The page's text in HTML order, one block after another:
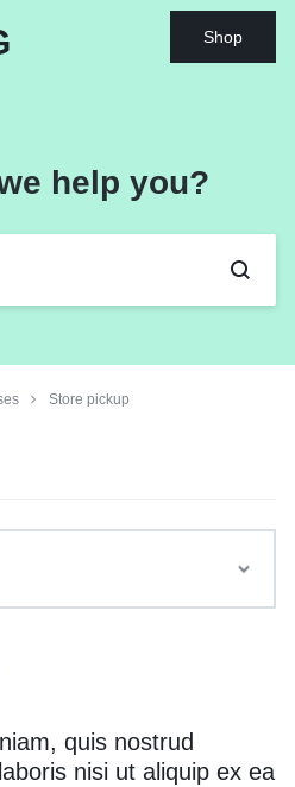
Shop
help you?
Store pickup
quis nostrud
nisi ut aliquip ex ea